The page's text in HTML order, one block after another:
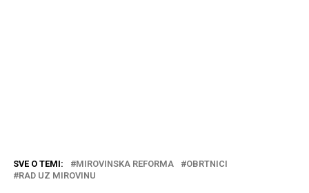
SVE O TEMI: MIROVINSKA REFORMA
OBRTNICI
RAD UZ MIROVINU